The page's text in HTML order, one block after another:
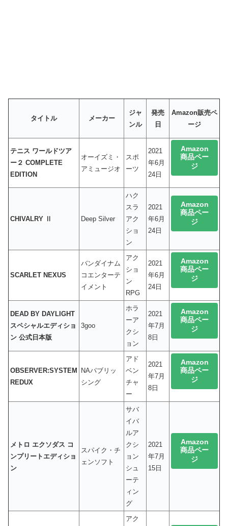
タイトル メーカー
ジャ
ンル
発売
日
Amazon販売ペ
ージ
テニス ワールドツア
ー２ COMPLETE
EDITION
オーイズミ・
アミュージオ
スポ
ーツ
2021
年6月
24日
Amazon
商品ペー
ジ
CHIVALRY Ⅱ Deep Silver
ハク
スラ
アク
ショ
ン
2021
年6月
24日
Amazon
商品ペー
ジ
SCARLET NEXUS
バンダイナム
コエンターテ
イメント
アク
ショ
ン
RPG
2021
年6月
24日
Amazon
商品ペー
ジ
DEAD BY DAYLIGHT
スペシャルエディショ
ン 公式日本版
3goo
ホラ
ーア
クシ
ョン
2021
年7月
8日
Amazon
商品ペー
ジ
OBSERVER:SYSTEM
REDUX
NAパブリッ
シング
アド
ベン
チャ
ー
2021
年7月
8日
Amazon
商品ペー
ジ
メトロ エクソダス コ
ンプリートエディショ
ン
スパイク・チ
ェンソフト
サバ
イバ
ルア
クシ
ョン
シュ
ーテ
ィン
グ
2021
年7月
15日
Amazon
商品ペー
ジ
アク